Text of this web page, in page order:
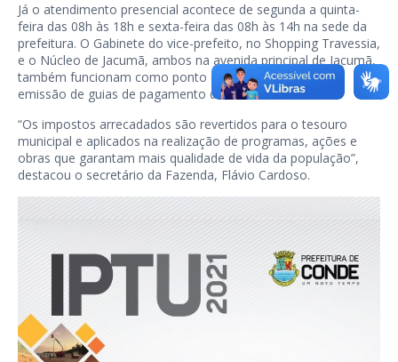
Já o atendimento presencial acontece de segunda a quinta-
feira das 08h às 18h e sexta-feira das 08h às 14h na sede da
prefeitura. O Gabinete do vice-prefeito, no Shopping Travessia,
e o Núcleo de Jacumã, ambos na avenida principal de Jacumã,
também funcionam como ponto de atendimento para
emissão de guias de pagamento do IPTU e da TCR.
“Os impostos arrecadados são revertidos para o tesouro
municipal e aplicados na realização de programas, ações e
obras que garantam mais qualidade de vida da população”,
destacou o secretário da Fazenda, Flávio Cardoso.